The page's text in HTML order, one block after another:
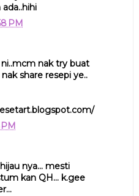
PM
nak try buat
share resepi ye..
nya... mesti
kan QH... k.gee